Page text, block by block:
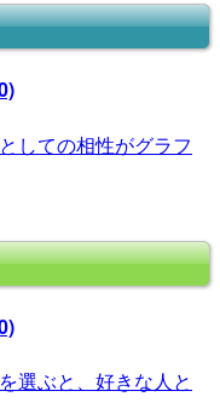
しての相性がグラフ
選ぶと、好きな人と